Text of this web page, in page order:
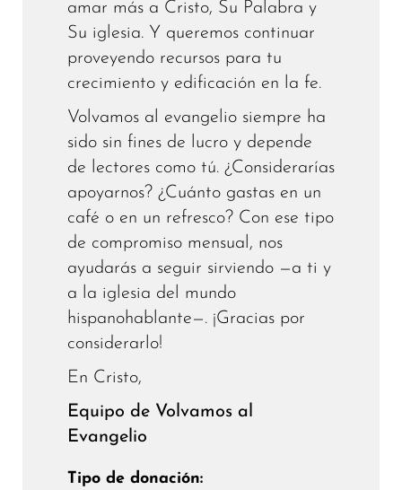
amar más a Cristo, Su Palabra y
Su iglesia. Y queremos continuar
proveyendo recursos para tu
crecimiento y edificación en la fe.
Volvamos al evangelio siempre ha
sido sin fines de lucro y depende
de lectores como tú. ¿Considerarías
apoyarnos? ¿Cuánto gastas en un
café o en un refresco? Con ese tipo
de compromiso mensual, nos
ayudarás a seguir sirviendo —a ti y
a la iglesia del mundo
hispanohablante—. ¡Gracias por
considerarlo!
En Cristo,
Equipo de Volvamos al
Evangelio
Tipo de donación: